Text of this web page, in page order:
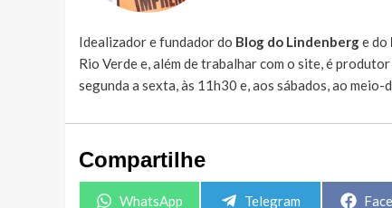
Idealizador e fundador do Blog do Lindenberge do
Rio Verde e, além de trabalhar com o site, é
segunda a sexta, às 11h30 e, aos sábados, ao
Compartilhe
Share
WhatsApp
Share
Telegram